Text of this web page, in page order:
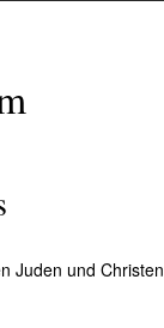
Juden und Christen